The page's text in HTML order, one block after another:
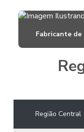
Fabricante de
Região Central